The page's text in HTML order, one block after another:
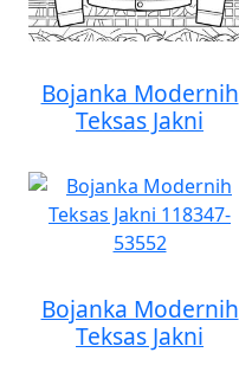
Bojanka Modernih
Teksas Jakni
Bojanka Modernih
Teksas Jakni